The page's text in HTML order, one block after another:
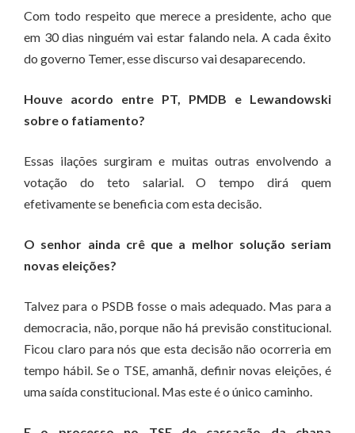
Com todo respeito que merece a presidente, acho que
em 30 dias ninguém vai estar falando nela. A cada êxito
do governo Temer, esse discurso vai desaparecendo.
Houve acordo entre PT, PMDB e Lewandowski
sobre o fatiamento?
Essas ilações surgiram e muitas outras envolvendo a
votação do teto salarial. O tempo dirá quem
efetivamente se beneficia com esta decisão.
O senhor ainda crê que a melhor solução seriam
novas eleições?
Talvez para o PSDB fosse o mais adequado. Mas para a
democracia, não, porque não há previsão constitucional.
Ficou claro para nós que esta decisão não ocorreria em
tempo hábil. Se o TSE, amanhã, definir novas eleições, é
uma saída constitucional. Mas este é o único caminho.